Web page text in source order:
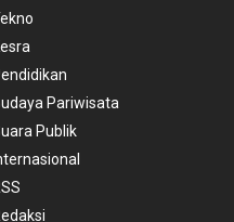
Pariwisata
Publik